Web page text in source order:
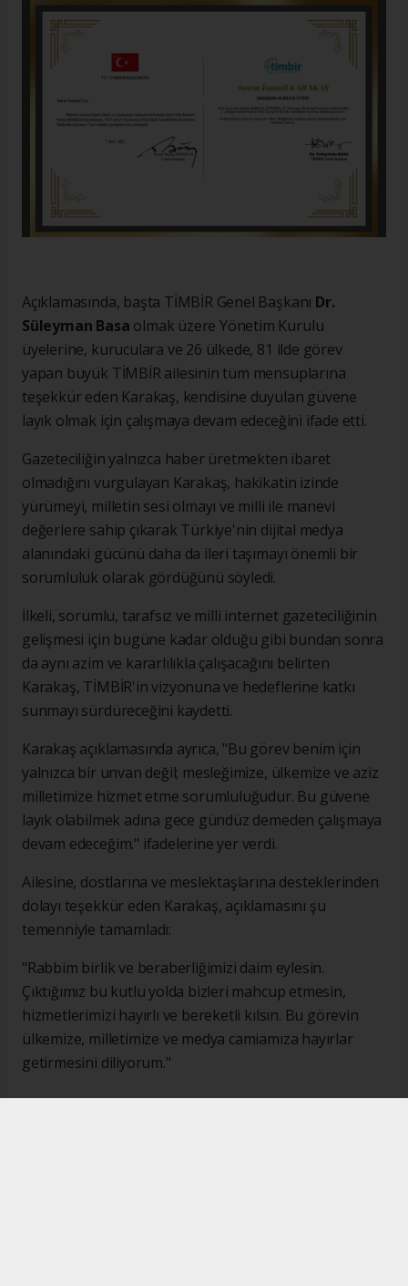
Açıklamasında, başta TİMBİR Genel Başkanı Dr.
Süleyman Basa olmak üzere Yönetim Kurulu
üyelerine, kuruculara ve 26 ülkede, 81 ilde görev
yapan büyük TİMBİR ailesinin tüm mensuplarına
teşekkür eden Karakaş, kendisine duyulan güvene
layık olmak için çalışmaya devam edeceğini ifade etti.
Gazeteciliğin yalnızca haber üretmekten ibaret
olmadığını vurgulayan Karakaş, hakikatin izinde
yürümeyi, milletin sesi olmayı ve milli ile manevi
değerlere sahip çıkarak Türkiye'nin dijital medya
alanındaki gücünü daha da ileri taşımayı önemli bir
sorumluluk olarak gördüğünü söyledi.
İlkeli, sorumlu, tarafsız ve milli internet gazeteciliğinin
gelişmesi için bugüne kadar olduğu gibi bundan sonra
da aynı azim ve kararlılıkla çalışacağını belirten
Karakaş, TİMBİR'in vizyonuna ve hedeflerine katkı
sunmayı sürdüreceğini kaydetti.
Karakaş açıklamasında ayrıca, "Bu görev benim için
yalnızca bir unvan değil; mesleğimize, ülkemize ve aziz
milletimize hizmet etme sorumluluğudur. Bu güvene
layık olabilmek adına gece gündüz demeden çalışmaya
devam edeceğim." ifadelerine yer verdi.
Ailesine, dostlarına ve meslektaşlarına desteklerinden
dolayı teşekkür eden Karakaş, açıklamasını şu
temenniyle tamamladı:
"Rabbim birlik ve beraberliğimizi daim eylesin.
Çıktığımız bu kutlu yolda bizleri mahcup etmesin,
hizmetlerimizi hayırlı ve bereketli kılsın. Bu görevin
ülkemize, milletimize ve medya camiamıza hayırlar
getirmesini diliyorum."